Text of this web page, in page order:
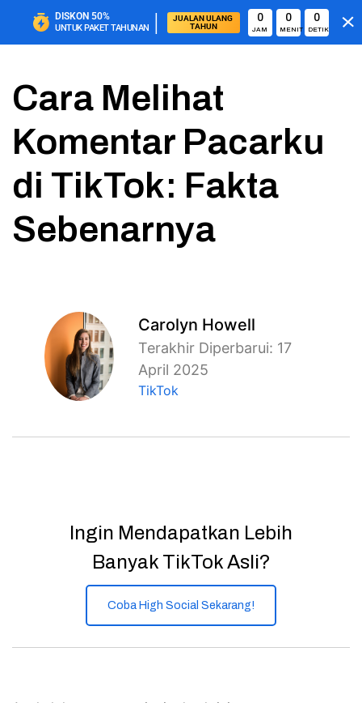
DISKON 50%
UNTUK PAKET TAHUNAN |
JUALAN ULANG
TAHUN
0
JAM
0
MENIT
0
DETIK
Cara Melihat
Komentar Pacarku
di TikTok: Fakta
Sebenarnya
Carolyn Howell
Terakhir Diperbarui: 17
April 2025
TikTok
Ingin Mendapatkan Lebih
Banyak TikTok Asli?
Coba High Social Sekarang!